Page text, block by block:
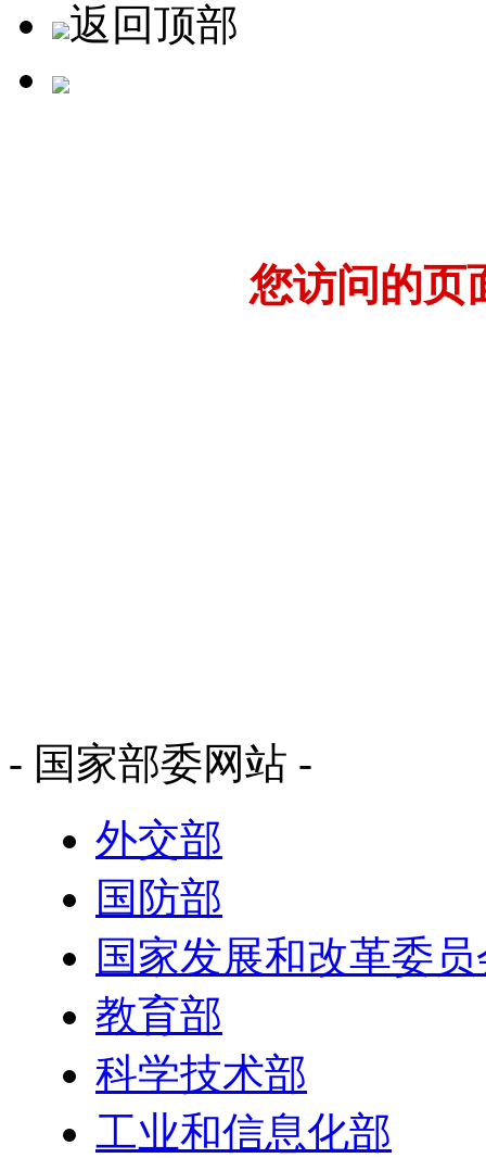
返回顶部
您访问的页
- 国家部委网站 -
外交部
国防部
国家发展和改革委
教育部
科学技术部
工业和信息化部